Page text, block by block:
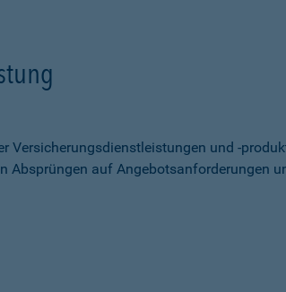
Versicherungsdienstleistungen und -
Absprüngen auf Angebotsanforderungen